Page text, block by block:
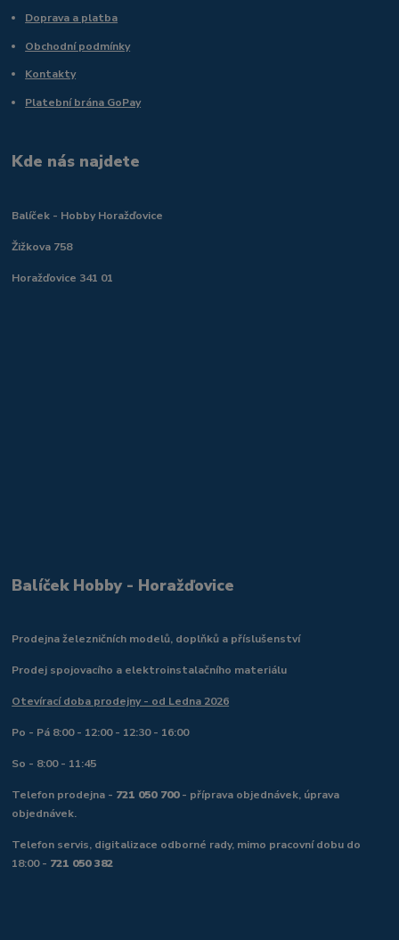
Doprava a platba
Obchodní podmínky
Kontakty
Platební brána GoPay
Kde nás najdete
Balíček - Hobby Horažďovice
Žižkova 758
Horažďovice 341 01
Balíček Hobby - Horažďovice
Prodejna železničních modelů, doplňků a příslušenství
Prodej spojovacího a elektroinstalačního materiálu
Otevírací doba prodejny - od Ledna 2026
Po - Pá 8:00 - 12:00 - 12:30 - 16:00
So - 8:00 - 11:45
Telefon prodejna - 721 050 700- příprava objednávek, úprava
objednávek.
Telefon servis, digitalizace odborné rady, mimo pracovní dobu do
18:00 - 721 050 382